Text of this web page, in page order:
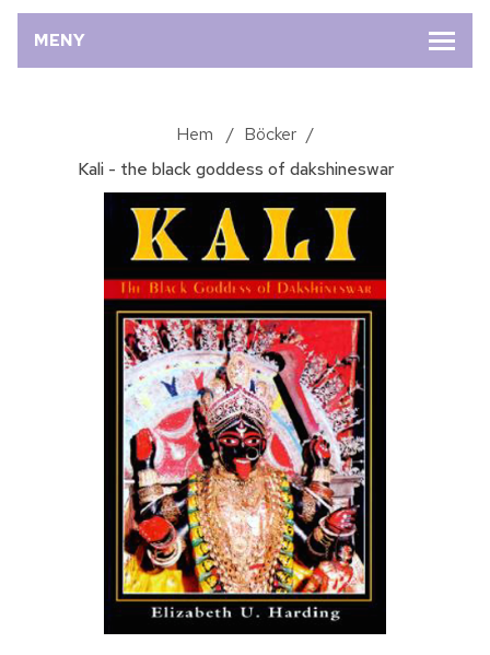
MENY
Hem / Böcker /
Kali - the black goddess of dakshineswar